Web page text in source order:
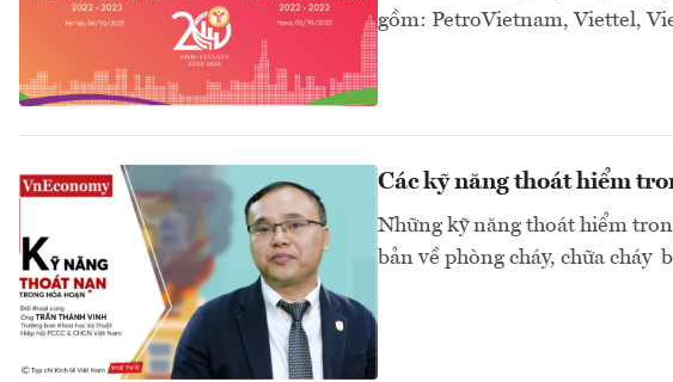
gồm: PetroVietnam, Viettel,
Các kỹ năng thoát hiểm
Những kỹ năng thoát hiểm
bản về phòng cháy, chữa cháy